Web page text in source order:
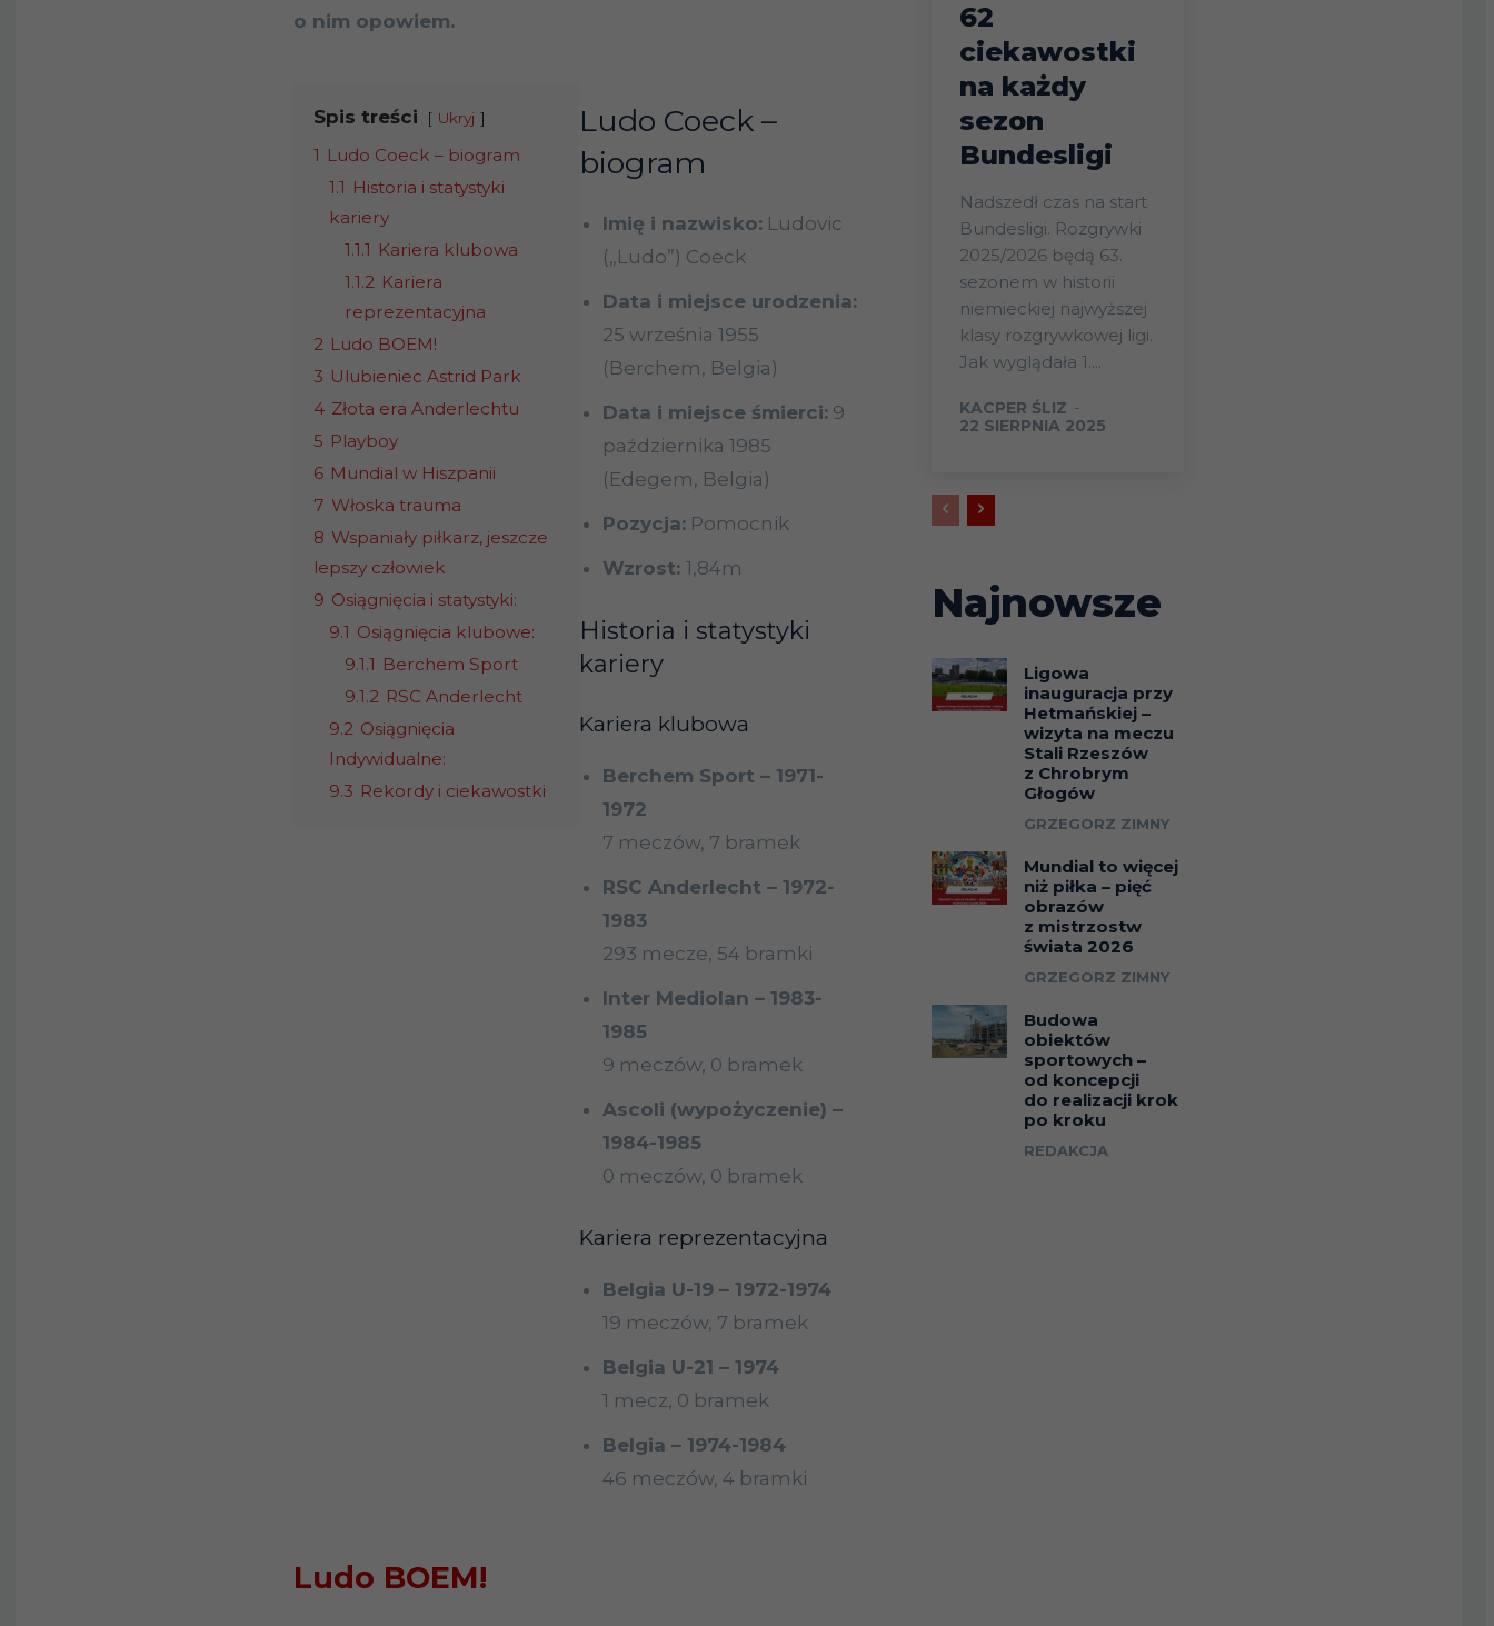
o nim opowiem.
Spis treści Ukryj
1 Ludo Coeck – biogram
1.1 Historia i statystyki
kariery
1.1.1 Kariera klubowa
1.1.2 Kariera
reprezentacyjna
2 Ludo BOEM!
3 Ulubieniec Astrid Park
4 Złota era Anderlechtu
5 Playboy
6 Mundial w Hiszpanii
7 Włoska trauma
8 Wspaniały piłkarz, jeszcze
lepszy człowiek
9 Osiągnięcia i statystyki:
9.1 Osiągnięcia klubowe:
9.1.1 Berchem Sport
9.1.2 RSC Anderlecht
9.2 Osiągnięcia
Indywidualne:
9.3 Rekordy i ciekawostki
Ludo Coeck –
biogram
Imię i nazwisko:Ludovic
(„Ludo”) Coeck
Data i miejsce urodzenia:
25 września 1955
(Berchem, Belgia)
Data i miejsce śmierci:9
października 1985
(Edegem, Belgia)
Pozycja:Pomocnik
Wzrost: 1,84m
Historia i statystyki
kariery
Kariera klubowa
Berchem Sport – 1971-
1972
7 meczów, 7 bramek
RSC Anderlecht – 1972-
1983
293 mecze, 54 bramki
Inter Mediolan – 1983-
1985
9 meczów, 0 bramek
Ascoli (wypożyczenie) –
1984-1985
0 meczów, 0 bramek
Kariera reprezentacyjna
Belgia U-19 – 1972-1974
19 meczów, 7 bramek
Belgia U-21 – 1974
1 mecz, 0 bramek
Belgia – 1974-1984
46 meczów, 4 bramki
Ludo BOEM!
62
ciekawostki
na każdy
sezon
Bundesligi
Nadszedł czas na start
Bundesligi. Rozgrywki
2025/2026 będą 63.
sezonem w historii
niemieckiej najwyższej
klasy rozgrywkowej ligi.
Jak wyglądała 1....
KACPER ŚLIZ -
22 SIERPNIA 2025
Najnowsze
Ligowa
inauguracja przy
Hetmańskiej –
wizyta na meczu
Stali Rzeszów
z Chrobrym
Głogów
GRZEGORZ ZIMNY
Mundial to więcej
niż piłka – pięć
obrazów
z mistrzostw
świata 2026
GRZEGORZ ZIMNY
Budowa
obiektów
sportowych –
od koncepcji
do realizacji krok
po kroku
REDAKCJA